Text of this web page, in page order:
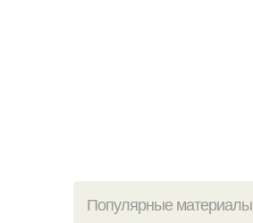
Популярные материалы